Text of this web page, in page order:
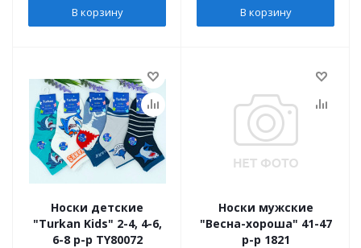
В корзину В корзину
Носки детские
"Turkan Kids" 2-4, 4-6,
6-8 р-р TY80072
Носки мужские
"Весна-хороша" 41-47
р-р 1821